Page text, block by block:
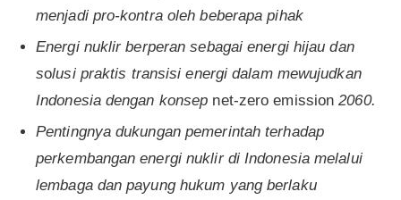
menjadi pro-kontra oleh beberapa pihak
Energi nuklir berperan sebagai energi hijau dan
solusi praktis transisi energi dalam mewujudkan
Indonesia dengan konsep net-zero emission 2060.
Pentingnya dukungan pemerintah terhadap
perkembangan energi nuklir di Indonesia melalui
lembaga dan payung hukum yang berlaku